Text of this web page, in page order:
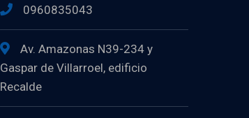
0960835043
Av. Amazonas N39-234 y
Gaspar de Villarroel, edificio
Recalde